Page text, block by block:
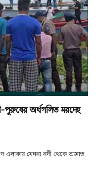
পুরুষের অর্ধগলিত মরদেহ
এলাকায় মেঘনা নদী থেকে অজ্ঞাত